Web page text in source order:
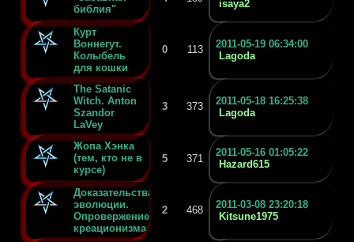
библия"
isaya2
Курт
Воннегут.
Колыбель
для кошки
0 113
2011-05-19 06:34:00
Lagoda
The Satanic
Witch. Anton
Szandor
LaVey
3 373
2011-05-18 16:25:38
Lagoda
Жопа Хэнка
(тем, кто не в
курсе)
5 371
2011-05-16 01:05:22
Hazard615
Доказательства
эволюции.
Опровержение
креационизма.
2 468
2011-03-08 23:20:18
Kitsune1975